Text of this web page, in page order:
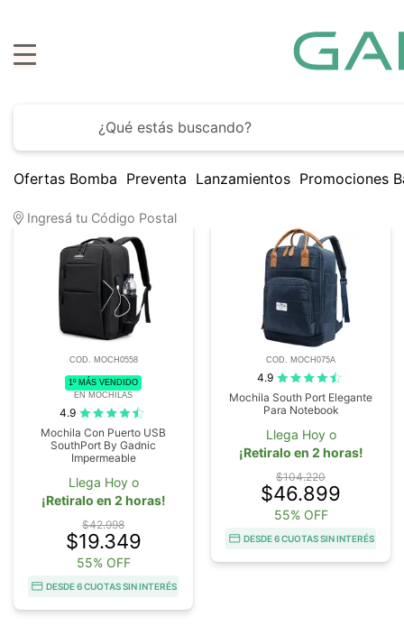
Ofertas Bomba Preventa Lanzamientos Promociones
Ingresá tu Código Postal
9
COD. MOCH0558
1º MÁS VENDIDO
EN MOCHILAS
4.9
Mochila Con Puerto USB
SouthPort By Gadnic
Impermeable
Llega Hoy o
¡Retiralo en 2 horas!
$42.998
$19.349
55% OFF
DESDE 6 CUOTAS SIN INTERÉS
COD. MOCH075A
4.9
Mochila South Port Elegante
Para Notebook
Llega Hoy o
¡Retiralo en 2 horas!
$104.220
$46.899
55% OFF
DESDE 6 CUOTAS SIN INTERÉS